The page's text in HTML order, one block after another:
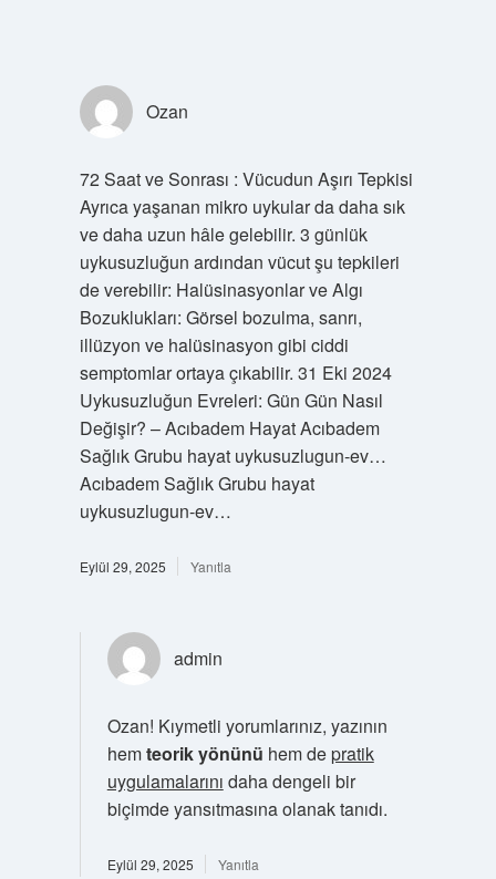
Ozan
72 Saat ve Sonrası : Vücudun Aşırı Tepkisi
Ayrıca yaşanan mikro uykular da daha sık
ve daha uzun hâle gelebilir. 3 günlük
uykusuzluğun ardından vücut şu tepkileri
de verebilir: Halüsinasyonlar ve Algı
Bozuklukları: Görsel bozulma, sanrı,
illüzyon ve halüsinasyon gibi ciddi
semptomlar ortaya çıkabilir. 31 Eki 2024
Uykusuzluğun Evreleri: Gün Gün Nasıl
Değişir? – Acıbadem Hayat Acıbadem
Sağlık Grubu hayat uykusuzlugun-ev…
Acıbadem Sağlık Grubu hayat
uykusuzlugun-ev…
Eylül 29, 2025 Yanıtla
admin
Ozan! Kıymetli yorumlarınız, yazının
hemteorik yönünü hem depratik
uygulamalarını daha dengeli bir
biçimde yansıtmasına olanak tanıdı.
Eylül 29, 2025 Yanıtla